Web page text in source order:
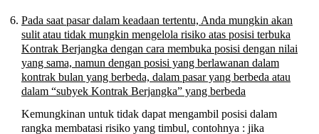
Pada saat pasar dalam keadaan tertentu, Anda mungkin akan
sulit atau tidak mungkin mengelola risiko atas posisi terbuka
Kontrak Berjangka dengan cara membuka posisi dengan nilai
yang sama, namun dengan posisi yang berlawanan dalam
kontrak bulan yang berbeda, dalam pasar yang berbeda atau
dalam “subyek Kontrak Berjangka” yang berbeda
Kemungkinan untuk tidak dapat mengambil posisi dalam
rangka membatasi risiko yang timbul, contohnya : jika